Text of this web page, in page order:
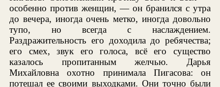
особенно против женщин, — он бранился с утра
до вечера, иногда очень метко, иногда довольно
тупо, но всегда с наслаждением.
Раздражительность его доходила до ребячества;
его смех, звук его голоса, всё его существо
казалось пропитанным желчью. Дарья
Михайловна охотно принимала Пигасова: он
потешал ее своими выходками. Они точно были